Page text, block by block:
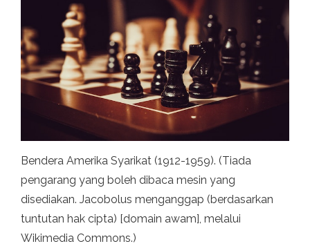
Bendera Amerika Syarikat (1912-1959). (Tiada
pengarang yang boleh dibaca mesin yang
disediakan. Jacobolus menganggap (berdasarkan
tuntutan hak cipta) [domain awam], melalui
Wikimedia Commons.)